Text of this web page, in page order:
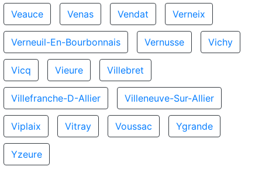
Veauce Venas Vendat Verneix
Verneuil-En-Bourbonnais Vernusse Vichy
Vicq Vieure Villebret
Villefranche-D-Allier Villeneuve-Sur-Allier
Viplaix Vitray Voussac Ygrande
Yzeure